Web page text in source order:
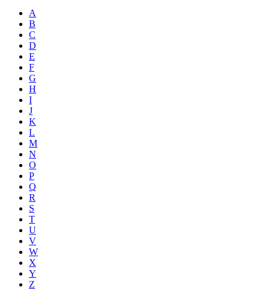
A
B
C
D
E
F
G
H
I
J
K
L
M
N
O
P
Q
R
S
T
U
V
W
X
Y
Z